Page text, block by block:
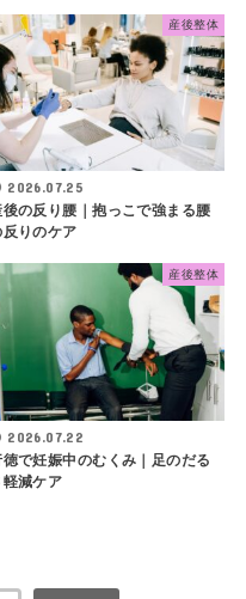
産後整体
2026.07.25
後の反り腰｜抱っこで強まる腰
反りのケア
産後整体
2026.07.22
徳で妊娠中のむくみ｜足のだる
軽減ケア